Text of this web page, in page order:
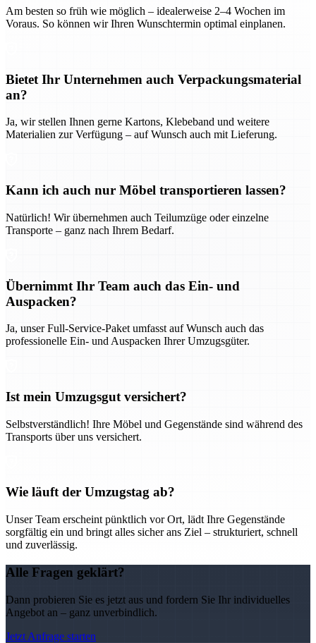
Am besten so früh wie möglich – idealerweise 2–4 Wochen im
Voraus. So können wir Ihren Wunschtermin optimal einplanen.
Bietet Ihr Unternehmen auch Verpackungsmaterial
an?
Ja, wir stellen Ihnen gerne Kartons, Klebeband und weitere
Materialien zur Verfügung – auf Wunsch auch mit Lieferung.
Kann ich auch nur Möbel transportieren lassen?
Natürlich! Wir übernehmen auch Teilumzüge oder einzelne
Transporte – ganz nach Ihrem Bedarf.
Übernimmt Ihr Team auch das Ein- und
Auspacken?
Ja, unser Full-Service-Paket umfasst auf Wunsch auch das
professionelle Ein- und Auspacken Ihrer Umzugsgüter.
Ist mein Umzugsgut versichert?
Selbstverständlich! Ihre Möbel und Gegenstände sind während des
Transports über uns versichert.
Wie läuft der Umzugstag ab?
Unser Team erscheint pünktlich vor Ort, lädt Ihre Gegenstände
sorgfältig ein und bringt alles sicher ans Ziel – strukturiert, schnell
und zuverlässig.
Alle Fragen geklärt?
Dann probieren Sie es jetzt aus und fordern Sie Ihr individuelles
Angebot an – ganz unverbindlich.
Jetzt Anfrage starten